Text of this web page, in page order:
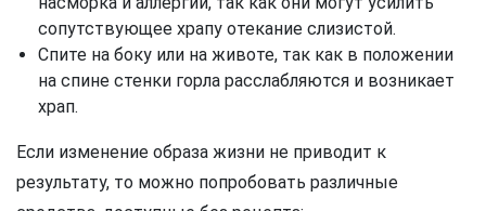
сопутствующее храпу отекание слизистой.
Спите на боку или на животе, так как в положении
на спине стенки горла расслабляются и возникает
храп.
Если изменение образа жизни не приводит к
результату, то можно попробовать различные